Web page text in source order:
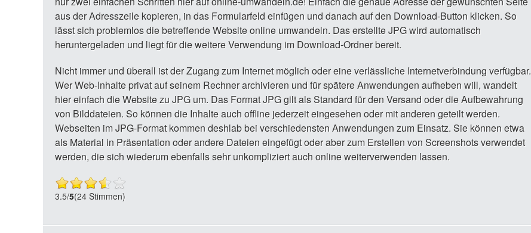
aus der Adresszeile kopieren, in das Formularfeld einfügen und danach auf den Download-Button klicken. So
lässt sich problemlos die betreffende Website online umwandeln. Das erstellte JPG wird automatisch
heruntergeladen und liegt für die weitere Verwendung im Download-Ordner bereit.
Nicht immer und überall ist der Zugang zum Internet möglich oder eine verlässliche Internetverbindung verfügbar.
Wer Web-Inhalte privat auf seinem Rechner archivieren und für spätere Anwendungen aufheben will, wandelt
hier einfach die Website zu JPG um. Das Format JPG gilt als Standard für den Versand oder die Aufbewahrung
von Bilddateien. So können die Inhalte auch offline jederzeit eingesehen oder mit anderen geteilt werden.
Webseiten im JPG-Format kommen deshlab bei verschiedensten Anwendungen zum Einsatz. Sie können etwa
als Material in Präsentation oder andere Dateien eingefügt oder aber zum Erstellen von Screenshots verwendet
werden, die sich wiederum ebenfalls sehr unkompliziert auch online weiterverwenden lassen.
3.5/5(24 Stimmen)